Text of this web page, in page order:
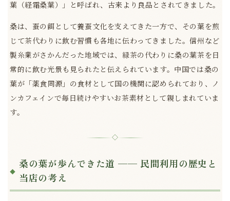
葉（経霜桑葉）」と呼ばれ、古来より良品とされてきました。
桑は、蚕の餌として養蚕文化を支えてきた一方で、その葉を煎
じて茶代わりに飲む習慣も各地に伝わってきました。信州など
製糸業がさかんだった地域では、緑茶の代わりに桑の葉茶を日
常的に飲む光景も見られたと伝えられています。中国では桑の
葉が「薬食同源」の食材として国の機関に認められており、ノ
ンカフェインで毎日続けやすいお茶素材として親しまれていま
す。
◇
桑の葉が歩んできた道 ── 民間利用の歴史と
当店の考え